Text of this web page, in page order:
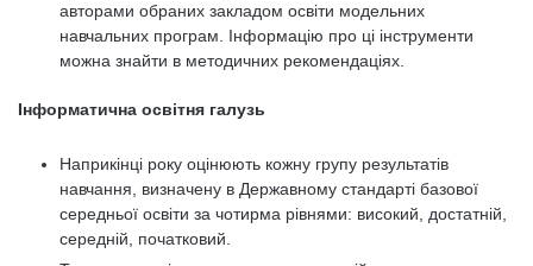
авторами обраних закладом освіти модельних
навчальних програм. Інформацію про ці інструменти
можна знайти в методичних рекомендаціях.
Інформатична освітня галузь
Наприкінці року оцінюють кожну групу результатів
навчання, визначену в Державному стандарті базової
середньої освіти за чотирма рівнями: високий, достатній,
середній, початковий.